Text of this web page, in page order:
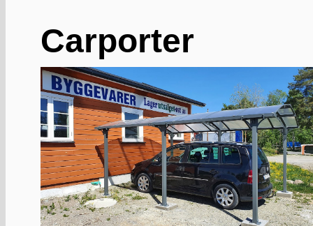
Carporter